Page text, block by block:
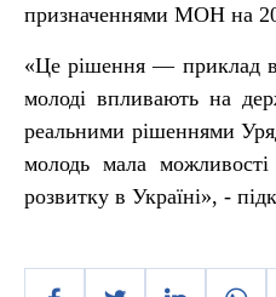
призначеннями МОН на
«Це рішення — приклад
молоді впливають на
реальними рішеннями
молодь мала
розвитку в Україні», -